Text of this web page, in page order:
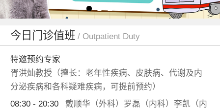
今日门诊值班 / Outpatient Duty
特邀预约专家
胥洪灿教授（擅长：老年性疾病、皮肤病、代谢及内
分泌疾病和各科疑难疾病，可提前预约）
08:30 - 20:30
戴顺华（外科）罗磊（内科）李凯（内